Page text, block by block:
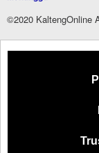
©2020 KaltengOnline